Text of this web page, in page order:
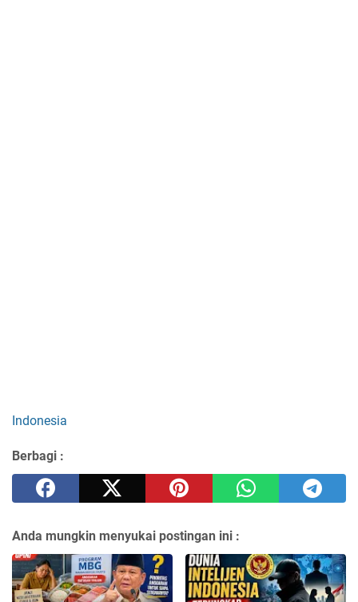
Indonesia
Berbagi :
Anda mungkin menyukai postingan ini :